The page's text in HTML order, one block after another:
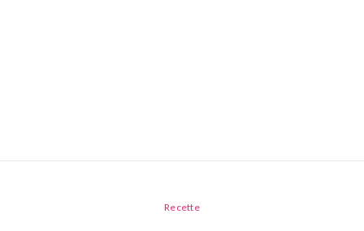
Recette